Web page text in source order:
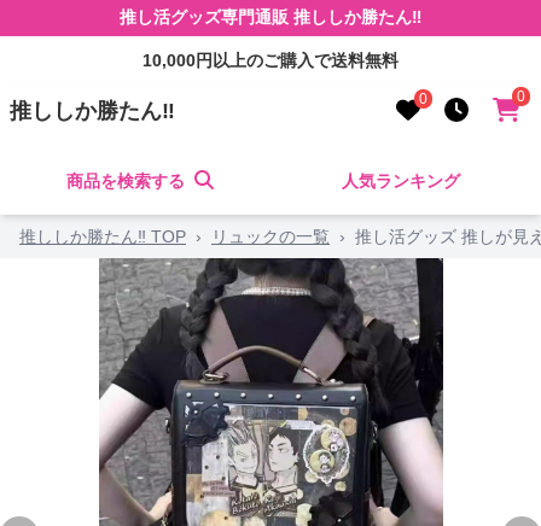
推し活グッズ専門通販 推ししか勝たん‼
10,000円以上のご購入で送料無料
推ししか勝たん‼ 0 0
商品を検索する 人気ランキング
推ししか勝たん‼ TOP › リュックの一覧 › 推し活グッズ 推しが見